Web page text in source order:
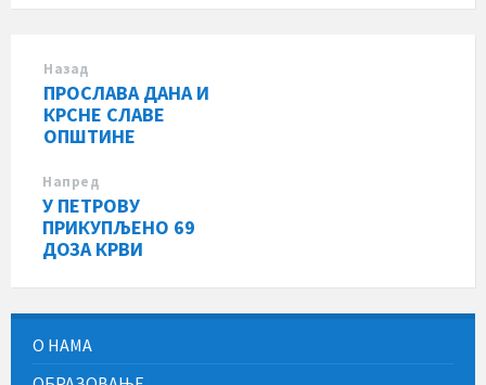
Назад
ПРОСЛАВА ДАНА И
КРСНЕ СЛАВЕ
ОПШТИНЕ
Напред
У ПЕТРОВУ
ПРИКУПЉЕНО 69
ДОЗА КРВИ
О НАМА